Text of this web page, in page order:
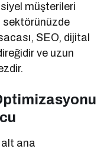
müşterileri
sektörünüzde
SEO, dijital
ve uzun
alt ana